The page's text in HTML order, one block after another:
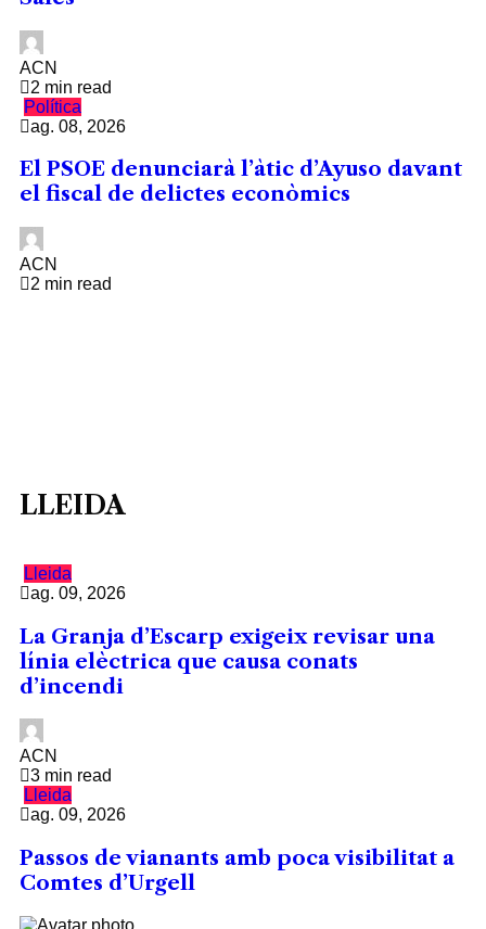
ACN
2 min read
Política
ag. 08, 2026
El PSOE denunciarà l’àtic d’Ayuso davant
el fiscal de delictes econòmics
ACN
2 min read
LLEIDA
Lleida
ag. 09, 2026
La Granja d’Escarp exigeix revisar una
línia elèctrica que causa conats
d’incendi
ACN
3 min read
Lleida
ag. 09, 2026
Passos de vianants amb poca visibilitat a
Comtes d’Urgell